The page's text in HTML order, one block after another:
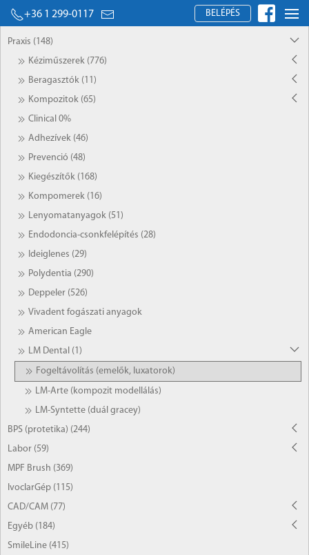
+36 1 299-0117 BELÉPÉS
Praxis (148)
Kéziműszerek (776)
Beragasztók (11)
Kompozitok (65)
Clinical 0%
Adhezívek (46)
Prevenció (48)
Kiegészítők (168)
Kompomerek (16)
Lenyomatanyagok (51)
Endodoncia-csonkfelépítés (28)
Ideiglenes (29)
Polydentia (290)
Deppeler (526)
Vivadent fogászati anyagok
American Eagle
LM Dental (1)
Fogeltávolítás (emelők, luxatorok)
LM-Arte (kompozit modellálás)
LM-Syntette (duál gracey)
BPS (protetika) (244)
Labor (59)
MPF Brush (369)
IvoclarGép (115)
CAD/CAM (77)
Egyéb (184)
SmileLine (415)